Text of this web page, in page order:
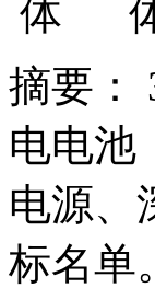
摘要：
电电池
电源、
标名单